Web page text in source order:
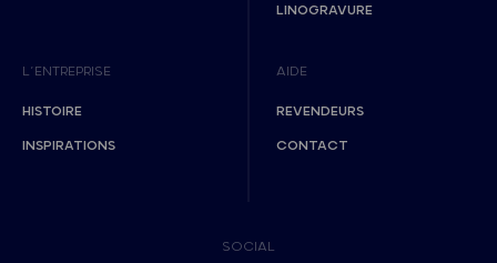
LINOGRAVURE
L’ENTREPRISE
HISTOIRE
INSPIRATIONS
AIDE
REVENDEURS
CONTACT
SOCIAL